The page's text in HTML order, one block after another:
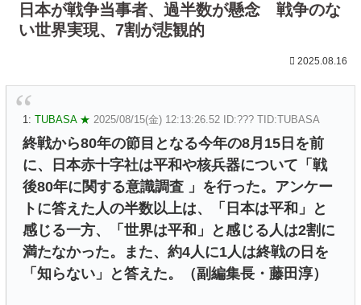
日本が戦争当事者、過半数が懸念 戦争のな
い世界実現、7割が悲観的
2025.08.16
1: TUBASA ★ 2025/08/15(金) 12:13:26.52 ID:??? TID:TUBASA
終戦から80年の節目となる今年の8月15日を前
に、日本赤十字社は平和や核兵器について「戦
後80年に関する意識調査 」を行った。アンケー
トに答えた人の半数以上は、「日本は平和」と
感じる一方、「世界は平和」と感じる人は2割に
満たなかった。また、約4人に1人は終戦の日を
「知らない」と答えた。（副編集長・藤田淳）